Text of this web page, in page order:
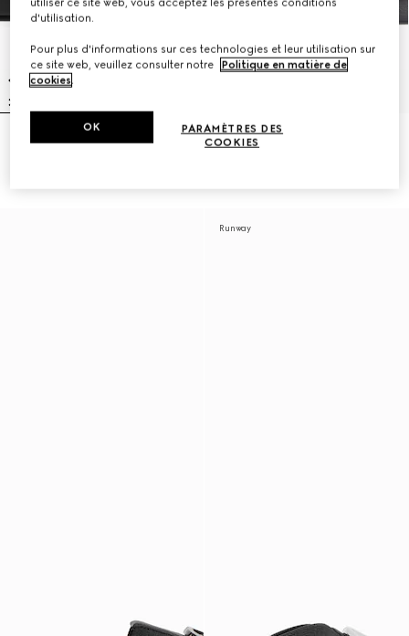
Mules avec logo ton sur ton pour
Mules pour homme
Runway
utiliser ce site web, vous acceptez les présentes conditions
d'utilisation.
Pour plus d'informations sur ces technologies et leur utilisation sur
ce site web, veuillez consulter notre
Politique en matière de
cookies.
PARAMÈTRES DES
COOKIES
OK